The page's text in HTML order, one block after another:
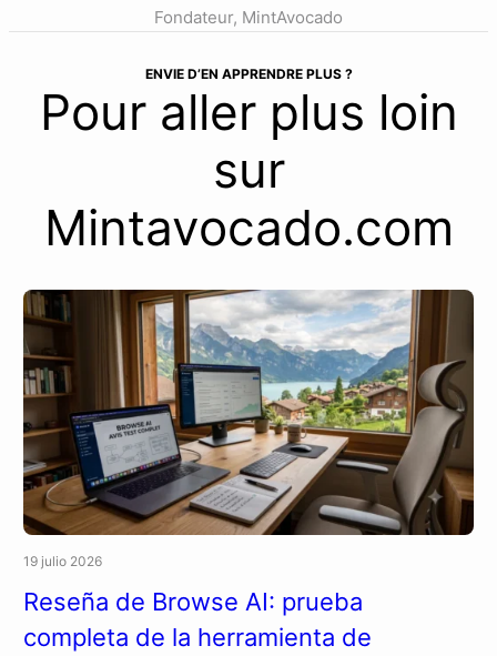
Fondateur, MintAvocado
ENVIE D’EN APPRENDRE PLUS ?
Pour aller plus loin
sur
Mintavocado.com
19 julio 2026
Reseña de Browse AI: prueba
completa de la herramienta de